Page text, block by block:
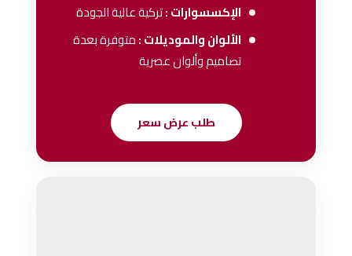
الإكسسوارات :تركية عالية الجودة
الألوان والموديلات :متوفرة بعدة
تصاميم وألوان عصرية
طلب عرض سعر